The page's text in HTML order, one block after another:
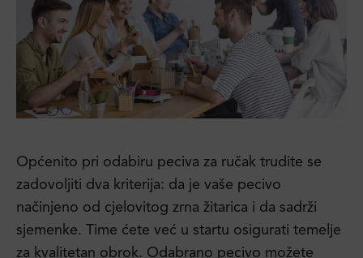
Općenito pri odabiru peciva za ručak trudite se
zadovoljiti dva kriterija: da je vaše pecivo
načinjeno od cjelovitog zrna žitarica i da sadrži
sjemenke. Time ćete već u startu osigurati temelje
za kvalitetan obrok. Odabrano pecivo možete